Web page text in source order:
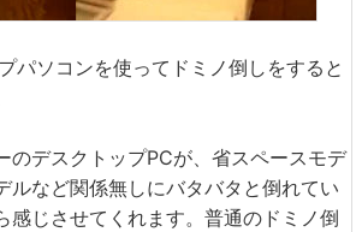
パソコンを使ってドミノ倒しをすると
のデスクトップPCが、省スペースモデ
ルなど関係無しにバタバタと倒れてい
感じさせてくれます。普通のドミノ倒